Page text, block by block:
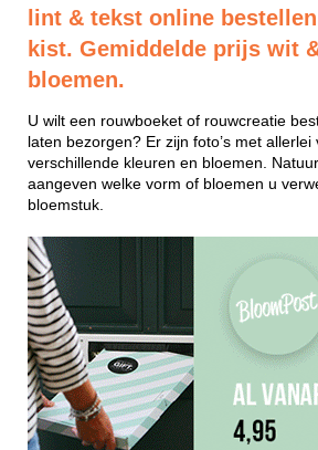
lint & tekst online
kist. Gemiddelde prijs wit
bloemen.
U wilt een rouwboeket of rouwcreatie
laten bezorgen? Er zijn foto’s met allerlei
verschillende kleuren en bloemen.
aangeven welke vorm of bloemen u
bloemstuk.